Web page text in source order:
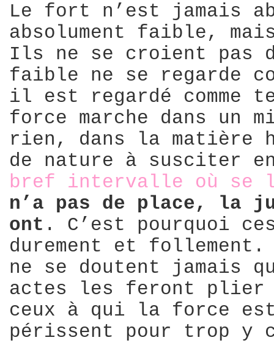
Le fort n’est jamais
absolument faible,
Ils ne se croient pas
faible ne se regarde
il est regardé comme
force marche dans un
rien, dans la matière
de nature à susciter
bref intervalle où se
n’a pas de place, la
ont . C’est pourquoi
durement et
ne se doutent jamais
actes les feront plier
ceux à qui la force
périssent pour trop y